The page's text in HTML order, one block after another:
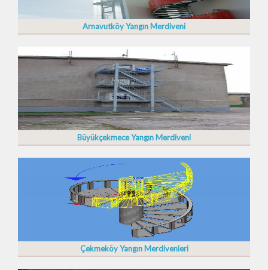
Arnavutköy Yangın Merdiveni
Büyükçekmece Yangın Merdiveni
Çekmeköy Yangın Merdivenleri